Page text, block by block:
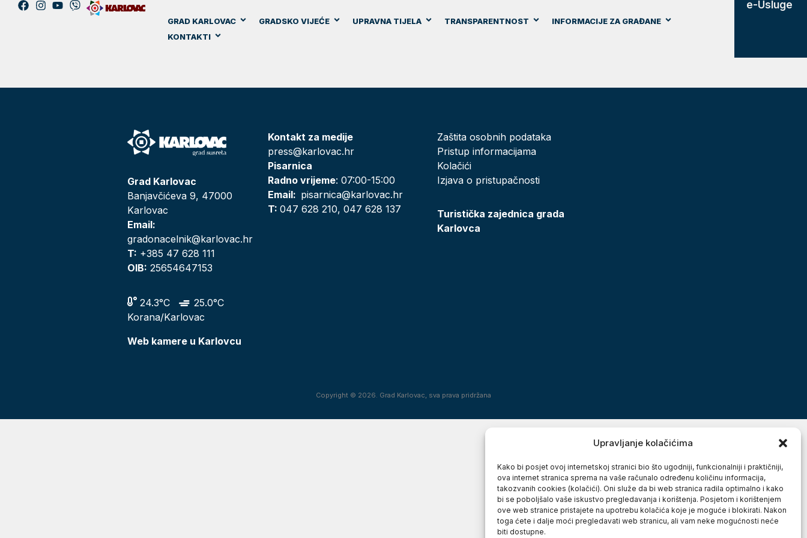
Upravljanje kolačićima
Kako bi posjet ovoj internetskoj stranici bio što ugodniji, funkcionalniji i praktičniji,
ova internet stranica sprema na vaše računalo određenu količinu informacija,
takozvanih cookies (kolačići). Oni služe da bi web stranica radila optimalno i kako
bi se poboljšalo vaše iskustvo pregledavanja i korištenja. Posjetom i korištenjem
ove web stranice pristajete na upotrebu kolačića koje je moguće i blokirati. Nakon
toga ćete i dalje moći pregledavati web stranicu, ali vam neke mogućnosti neće
biti dostupne.
GRAD KARLOVAC GRADSKO VIJEĆE UPRAVNA TIJELA TRANSPARENTNOST
INFORMACIJE ZA GRAĐANE
KONTAKTI
e-Usluge
Grad Karlovac
Banjavčićeva 9, 47000
Karlovac
Email:
gradonacelnik@karlovac.hr
T: +385 47 628 111
OIB: 25654647153
24.3°C
25.0°C
Korana/Karlovac
Web kamere u Karlovcu
Kontakt za medije
press@karlovac.hr
Pisarnica
Radno vrijeme: 07:00-15:00
Email: pisarnica@karlovac.hr
T:047 628 210, 047 628 137
Zaštita osobnih podataka
Pristup informacijama
Kolačići
Izjava o pristupačnosti
Turistička zajednica grada
Karlovca
Copyright © 2026. Grad Karlovac, sva prava pridržana